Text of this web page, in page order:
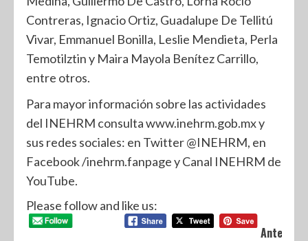
Contreras, Ignacio Ortiz, Guadalupe De Tellitú
Vivar, Emmanuel Bonilla, Leslie Mendieta, Perla
Temotilztin y Maira Mayola Benítez Carrillo,
entre otros.
Para mayor información sobre las actividades
del INEHRM consulta www.inehrm.gob.mx y
sus redes sociales: en Twitter @INEHRM, en
Facebook /inehrm.fanpage y Canal INEHRM de
YouTube.
Please follow and like us:
Anterior: